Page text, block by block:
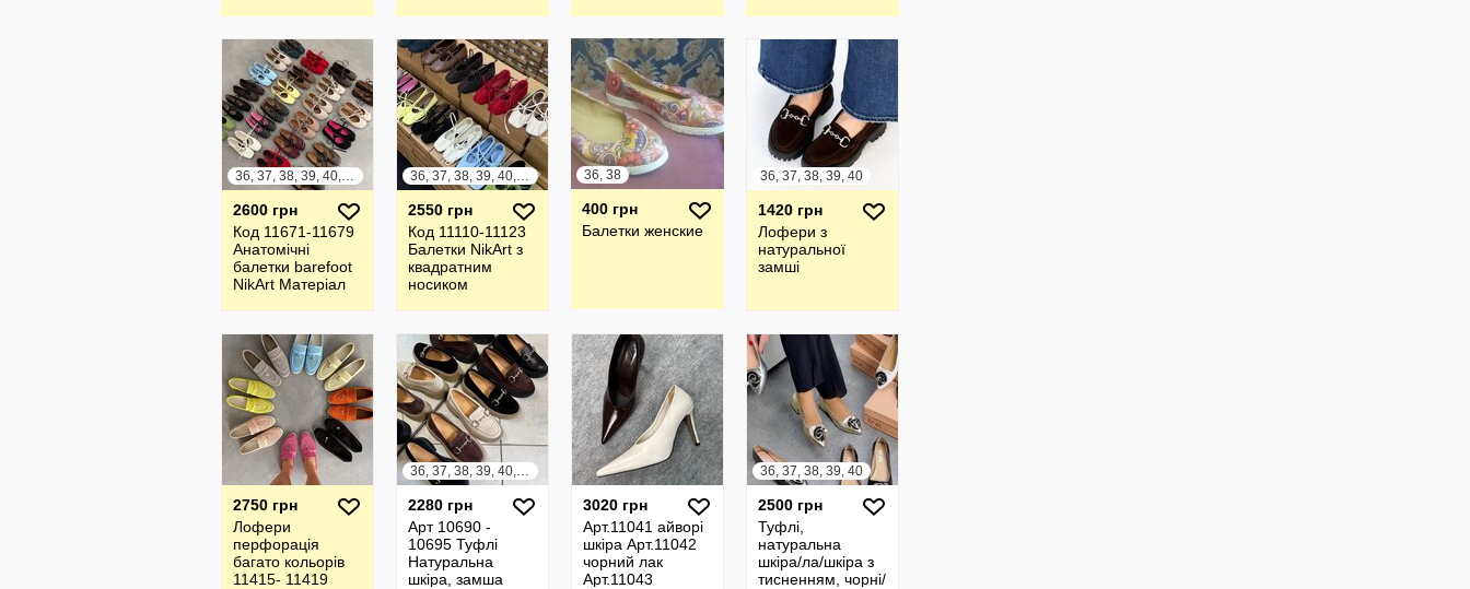
27908
36, 37, 38, 39, 40, 41
2600 грн
Код 11671-11679
Анатомічні
балетки barefoot
NikArt Матеріал
Італія
36, 37, 38, 39, 40, 41
2550 грн
Код 11110-11123
Балетки NikArt з
квадратним
носиком
замша |шкіра
36, 38
400 грн
Балетки женские
36, 37, 38, 39, 40
1420 грн
Лофери з
натуральної
замші
2750 грн
Лофери
перфорація
багато кольорів
11415- 11419
36, 37, 38, 39, 40, 41
2280 грн
Арт 10690 -
10695 Туфлі
Натуральна
шкіра, замша
3020 грн
Арт.11041 айворі
шкіра Арт.11042
чорний лак
Арт.11043
36, 37, 38, 39, 40
2500 грн
Туфлі,
натуральна
шкіра/ла/шкіра з
тисненням, чорні/